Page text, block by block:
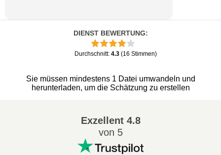
DIENST BEWERTUNG:
Durchschnitt: 4.3 (16 Stimmen)
Sie müssen mindestens 1 Datei umwandeln und
herunterladen, um die Schätzung zu erstellen
Exzellent4.8
von 5